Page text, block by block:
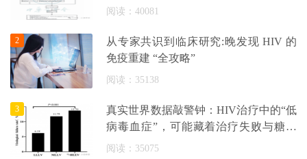
阅读：40081
从专家共识到临床研究:晚发现 HIV 的
免疫重建 “全攻略”
阅读：35138
2
真实世界数据敲警钟：HIV治疗中的“低
病毒血症”，可能藏着治疗失败与糖尿
病
阅读：35075
3